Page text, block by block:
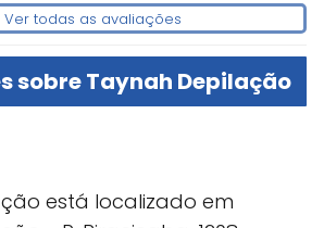
Ver todas as avaliações
sobre Taynah Depilação
está localizado em